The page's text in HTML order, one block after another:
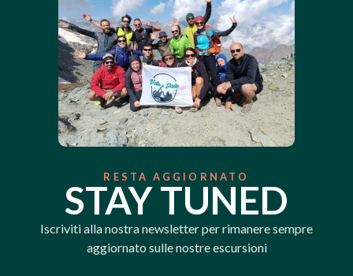
RESTA AGGIORNATO
STAY TUNED
Iscriviti alla nostra newsletter per rimanere sempre
aggiornato sulle nostre escursioni